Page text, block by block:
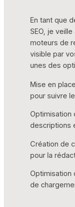
En tant que
SEO, je
moteurs de
visible par
unes des
Mise en
pour suivre
Optimisation
descriptions
Création de
pour la
Optimisation
de